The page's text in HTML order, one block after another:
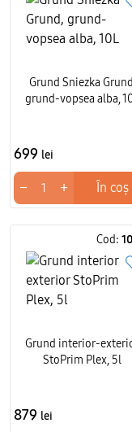
Grund Sniezka
grund-vopsea alba,
699 lei
− + În coș
Cod:
Grund interior-
StoPrim Plex, 5l
879 lei